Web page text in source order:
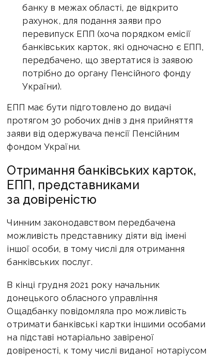
банку в межах області, де відкрито
рахунок, для подання заяви про
перевипуск ЕПП (хоча порядком емісії
банківських карток, які одночасно є ЕПП,
передбачено, що звертатися із заявою
потрібно до органу Пенсійного фонду
України).
ЕПП має бути підготовлено до видачі
протягом 30 робочих днів з дня прийняття
заяви від одержувача пенсії Пенсійним
фондом України.
Отримання банківських карток,
ЕПП, представниками
за довіреністю
Чинним законодавством передбачена
можливість представнику діяти від імені
іншої особи, в тому числі для отримання
банківських послуг.
В кінці грудня 2021 року начальник
донецького обласного управління
Ощадбанку повідомляла про можливість
отримати банківські картки іншими особами
на підставі нотаріально завіреної
довіреності, к тому числі виданої нотаріусом